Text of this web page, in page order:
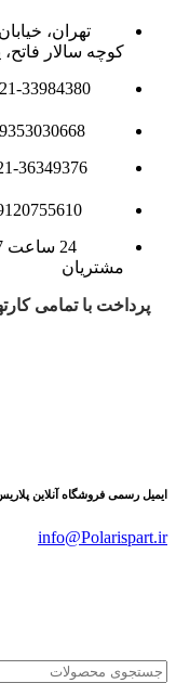
تهران،
کوچه سالار فاتح، پلاک ۶ ،
33984380
36349376
مشتریان
پرداخت با تمامی
ایمیل رسمی فروشگاه آنلاین
info@Polarispart.ir